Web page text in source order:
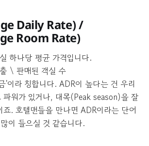
Daily Rate) /
Room Rate)
하나당 평균 가격입니다.
\ 판매된 객실 수
'이라 칭합니다. ADR이 높다는 건 우리
파워가 있거나, 대목(Peak season)을 잘
. 호텔맨들을 만나면 ADR이라는 단어
이 들으실 것 같습니다.